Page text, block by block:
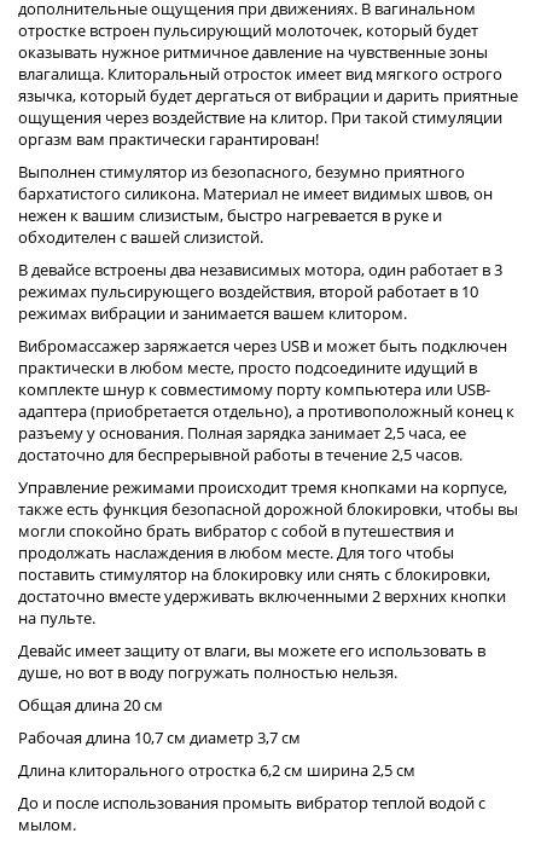
дополнительные ощущения при движениях. В вагинальном
отростке встроен пульсирующий молоточек, который будет
оказывать нужное ритмичное давление на чувственные зоны
влагалища. Клиторальный отросток имеет вид мягкого острого
язычка, который будет дергаться от вибрации и дарить приятные
ощущения через воздействие на клитор. При такой стимуляции
оргазм вам практически гарантирован!
Выполнен стимулятор из безопасного, безумно приятного
бархатистого силикона. Материал не имеет видимых швов, он
нежен к вашим слизистым, быстро нагревается в руке и
обходителен с вашей слизистой.
В девайсе встроены два независимых мотора, один работает в 3
режимах пульсирующего воздействия, второй работает в 10
режимах вибрации и занимается вашем клитором.
Вибромассажер заряжается через USB и может быть подключен
практически в любом месте, просто подсоедините идущий в
комплекте шнур к совместимому порту компьютера или USB-
адаптера (приобретается отдельно), а противоположный конец к
разъему у основания. Полная зарядка занимает 2,5 часа, ее
достаточно для беспрерывной работы в течение 2,5 часов.
Управление режимами происходит тремя кнопками на корпусе,
также есть функция безопасной дорожной блокировки, чтобы вы
могли спокойно брать вибратор с собой в путешествия и
продолжать наслаждения в любом месте. Для того чтобы
поставить стимулятор на блокировку или снять с блокировки,
достаточно вместе удерживать включенными 2 верхних кнопки
на пульте.
Девайс имеет защиту от влаги, вы можете его использовать в
душе, но вот в воду погружать полностью нельзя.
Общая длина 20 см
Рабочая длина 10,7 см диаметр 3,7 см
Длина клиторального отростка 6,2 см ширина 2,5 см
До и после использования промыть вибратор теплой водой с
мылом.